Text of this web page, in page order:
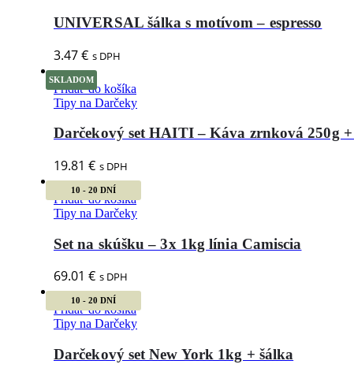
UNIVERSAL šálka s motívom – espresso
3.47€ s DPH
SKLADOM
Pridať do košíka
Tipy na Darčeky
Darčekový set HAITI – Káva zrnková 250g
19.81€ s DPH
10 - 20 DNÍ
Pridať do košíka
Tipy na Darčeky
Set na skúšku – 3x 1kg línia Camiscia
69.01€ s DPH
10 - 20 DNÍ
Pridať do košíka
Tipy na Darčeky
Darčekový set New York 1kg + šálka